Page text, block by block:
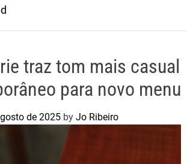
traz tom mais casual
para novo menu
de 2025 by Jo Ribeiro